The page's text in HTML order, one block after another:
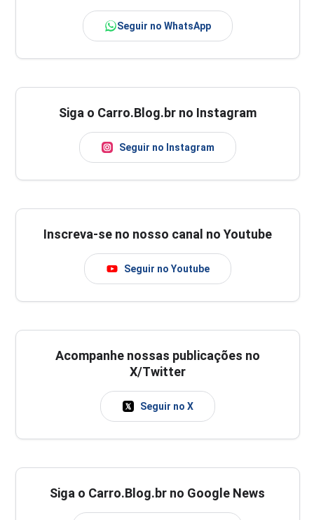
Seguir no WhatsApp
Siga o Carro.Blog.br no Instagram
Seguir no Instagram
Inscreva-se no nosso canal no Youtube
Seguir no Youtube
Acompanhe nossas publicações no
X/Twitter
Seguir no X
Siga o Carro.Blog.br no Google News